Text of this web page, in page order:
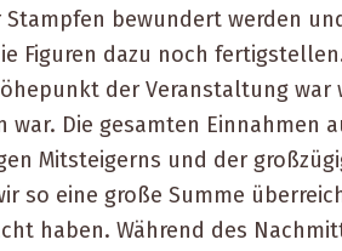
bewundert werden
Figuren dazu noch
der Veranstaltung
war. Die gesamten Einnahmen
Mitsteigerns und der
so eine große Summe
haben. Während des